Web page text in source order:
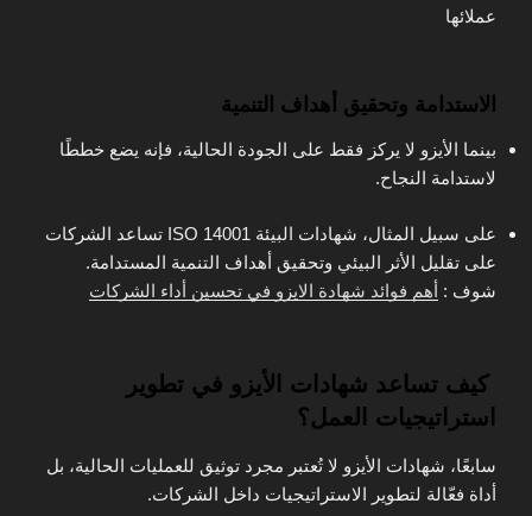
عملائها
الاستدامة وتحقيق أهداف التنمية
بينما الأيزو لا يركز فقط على الجودة الحالية، فإنه يضع خططًا
لاستدامة النجاح.
على سبيل المثال، شهادات البيئة ISO 14001 تساعد الشركات
على تقليل الأثر البيئي وتحقيق أهداف التنمية المستدامة.
شوف : أهم فوائد شهادة الايزو في تحسين أداء الشركات
كيف تساعد شهادات الأيزو في تطوير
استراتيجيات العمل؟
سابعًا، شهادات الأيزو لا تُعتبر مجرد توثيق للعمليات الحالية، بل
أداة فعّالة لتطوير الاستراتيجيات داخل الشركات.